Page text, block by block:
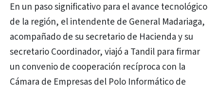
En un paso significativo para el avance tecnológico
de la región, el intendente de General Madariaga,
acompañado de su secretario de Hacienda y su
secretario Coordinador, viajó a Tandil para firmar
un convenio de cooperación recíproca con la
Cámara de Empresas del Polo Informático de